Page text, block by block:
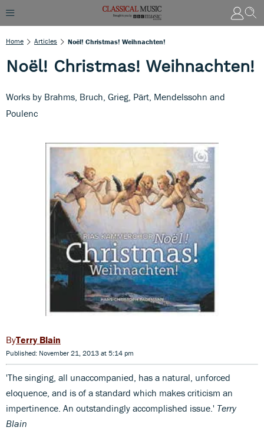
Home Articles Noël! Christmas! Weihnachten!
Noël! Christmas! Weihnachten!
Works by Brahms, Bruch, Grieg, Pärt, Mendelssohn and
Poulenc
Terry Blain
Published: November 21, 2013 at 5:14 pm
'The singing, all unaccompanied, has a natural, unforced
eloquence, and is of a standard which makes criticism an
impertinence. An outstandingly accomplished issue.' Terry
Blain